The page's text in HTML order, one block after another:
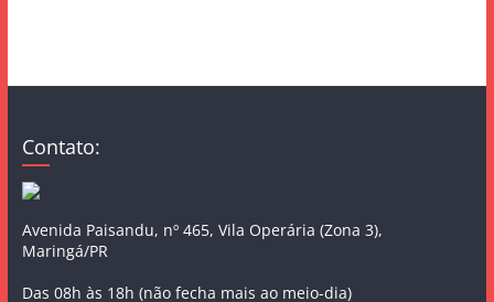
Contato:
Avenida Paisandu, nº 465, Vila Operária (Zona 3),
Maringá/PR
Das 08h às 18h (não fecha mais ao meio-dia)